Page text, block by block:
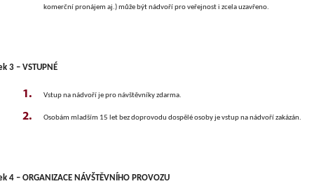
komerční pronájem aj.) může být nádvoří pro veřejnost i zcela uzavřeno.
3 – VSTUPNÉ
Vstup na nádvoří je pro návštěvníky zdarma.
Osobám mladším 15 let bez doprovodu dospělé osoby je vstup na nádvoří zakázán.
4 – ORGANIZACE NÁVŠTĚVNÍHO PROVOZU